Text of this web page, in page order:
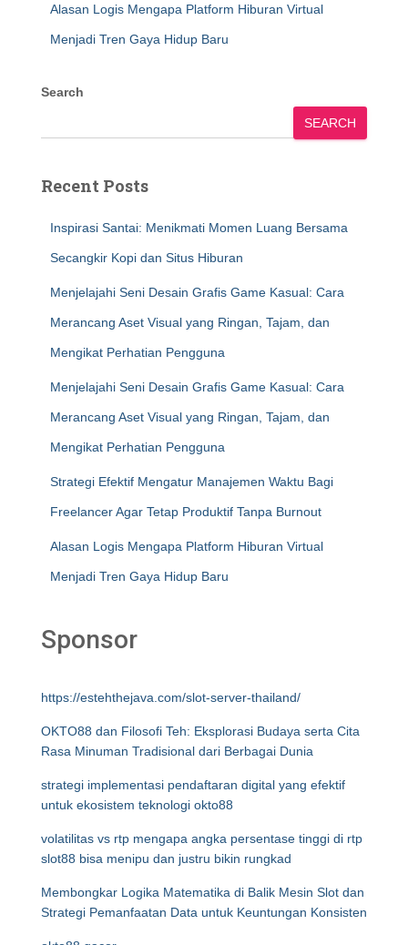
Alasan Logis Mengapa Platform Hiburan Virtual
Menjadi Tren Gaya Hidup Baru
Search
SEARCH
Recent Posts
Inspirasi Santai: Menikmati Momen Luang Bersama
Secangkir Kopi dan Situs Hiburan
Menjelajahi Seni Desain Grafis Game Kasual: Cara
Merancang Aset Visual yang Ringan, Tajam, dan
Mengikat Perhatian Pengguna
Menjelajahi Seni Desain Grafis Game Kasual: Cara
Merancang Aset Visual yang Ringan, Tajam, dan
Mengikat Perhatian Pengguna
Strategi Efektif Mengatur Manajemen Waktu Bagi
Freelancer Agar Tetap Produktif Tanpa Burnout
Alasan Logis Mengapa Platform Hiburan Virtual
Menjadi Tren Gaya Hidup Baru
Sponsor
https://estehthejava.com/slot-server-thailand/
OKTO88 dan Filosofi Teh: Eksplorasi Budaya serta Cita
Rasa Minuman Tradisional dari Berbagai Dunia
strategi implementasi pendaftaran digital yang efektif
untuk ekosistem teknologi okto88
volatilitas vs rtp mengapa angka persentase tinggi di rtp
slot88 bisa menipu dan justru bikin rungkad
Membongkar Logika Matematika di Balik Mesin Slot dan
Strategi Pemanfaatan Data untuk Keuntungan Konsisten